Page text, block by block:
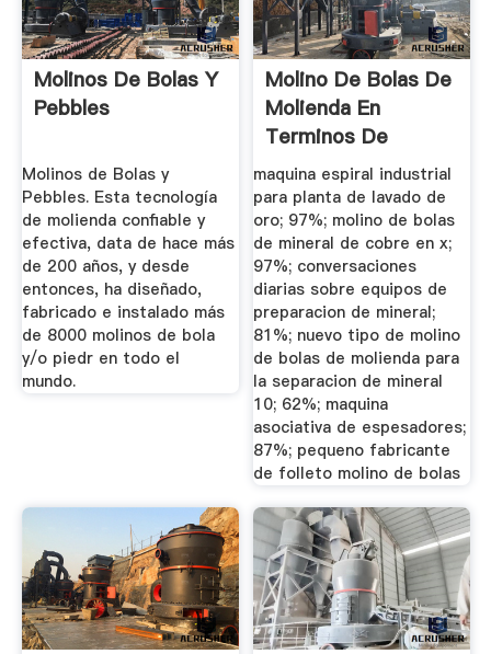
Molinos De Bolas Y
Pebbles
Molinos de Bolas y
Pebbles. Esta tecnología
de molienda confiable y
efectiva, data de hace más
de 200 años, y desde
entonces, ha diseñado,
fabricado e instalado más
de 8000 molinos de bola
y/o piedr en todo el
mundo.
Molino De Bolas De
Molienda En
Terminos De
Beneficio Mineral
maquina espiral industrial
para planta de lavado de
oro; 97%; molino de bolas
de mineral de cobre en x;
97%; conversaciones
diarias sobre equipos de
preparacion de mineral;
81%; nuevo tipo de molino
de bolas de molienda para
la separacion de mineral
10; 62%; maquina
asociativa de espesadores;
87%; pequeno fabricante
de folleto molino de bolas